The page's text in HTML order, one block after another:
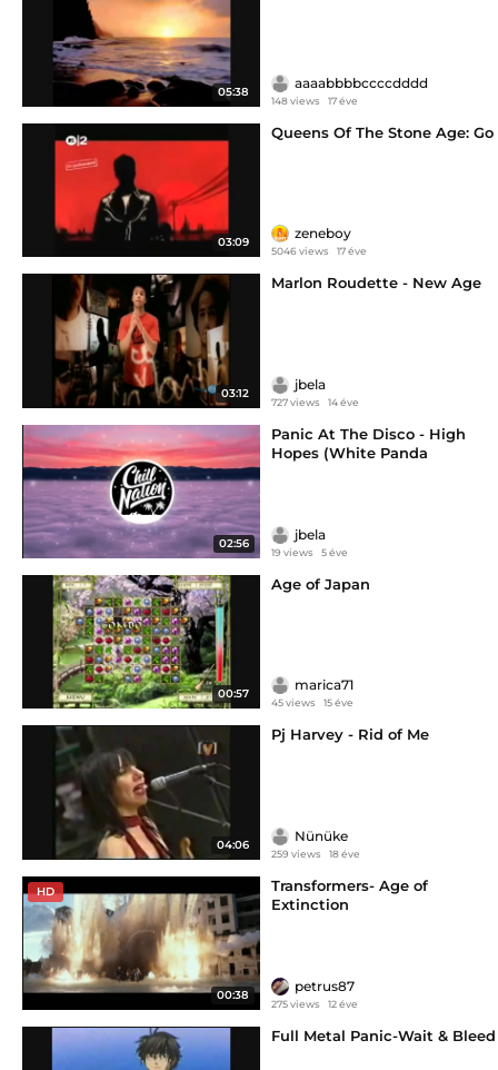
05:38
aaaabbbbccccdddd
148 views 17 éve
03:09
Queens Of The Stone Age: Go
zeneboy
5046 views 17 éve
03:12
Marlon Roudette - New Age
jbela
727 views 14 éve
02:56
Panic At The Disco - High
Hopes (White Panda
jbela
19 views 5 éve
00:57
Age of Japan
marica71
45 views 15 éve
04:06
Pj Harvey - Rid of Me
Nünüke
259 views 18 éve
HD
00:38
Transformers- Age of
Extinction
petrus87
275 views 12 éve
Full Metal Panic-Wait & Bleed